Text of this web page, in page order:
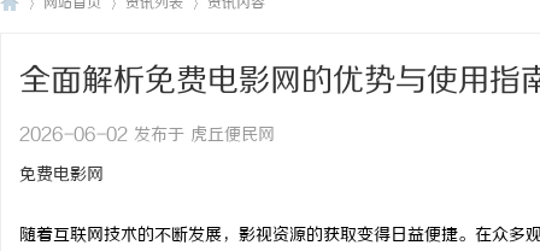
全面解析免费电影网的优势与使用指
2026-06-02 发布于 虎丘便民网
免费电影网
随着互联网技术的不断发展，影视资源的获取变得日益便捷。在众